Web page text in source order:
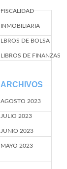
FISCALIDAD
INMOBILIARIA
LBROS DE BOLSA
LIBROS DE FINANZAS
ARCHIVOS
AGOSTO 2023
JULIO 2023
JUNIO 2023
MAYO 2023